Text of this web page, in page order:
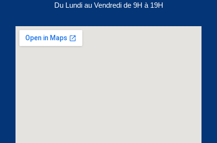
Du Lundi au Vendredi de 9H à 19H